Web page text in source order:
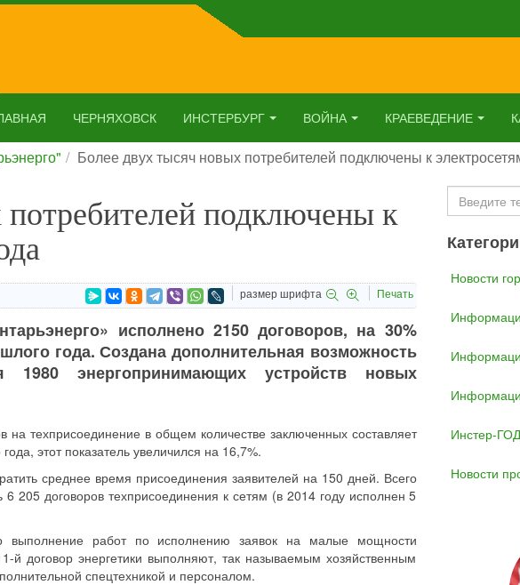
ЧЕРНЯХОВСК ИНСТЕРБУРГ ВОЙНА КРАЕВЕДЕНИЕ
Более двух тысяч новых потребителей подключены к
подключены к
размер шрифта Печать
исполнено 2150 договоров, на 30%
года. Создана дополнительная возможность
1980 энергопринимающих устройств новых
на техприсоединение в общем количестве заключенных составляет
этот показатель увеличился на 16,7%.
среднее время присоединения заявителей на 150 дней. Всего
205 договоров техприсоединения к сетям (в 2014 году исполнен 5
выполнение работ по исполнению заявок на малые мощности
договор энергетики выполняют, так называемым хозяйственным
спецтехникой и персоналом.
Искать...
Новости
Инстер-ГОД
Новости